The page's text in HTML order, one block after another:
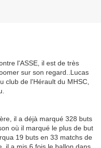
l'ASSE, il est de très
sur son regard..Lucas
club de l'Hérault du MHSC,
il a déjà marqué 328 buts
où il marqué le plus de but
19 buts en 33 matchs de